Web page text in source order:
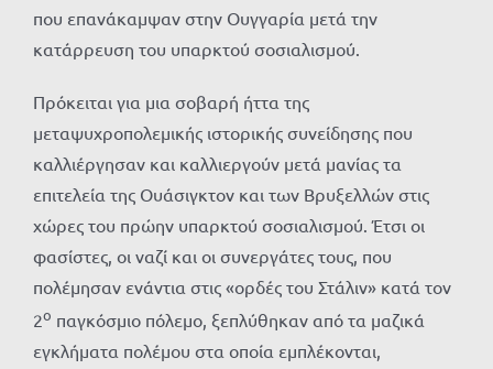
που επανάκαμψαν στην Ουγγαρία μετά την
κατάρρευση του υπαρκτού σοσιαλισμού.
Πρόκειται για μια σοβαρή ήττα της
μεταψυχροπολεμικής ιστορικής συνείδησης που
καλλιέργησαν και καλλιεργούν μετά μανίας τα
επιτελεία της Ουάσιγκτον και των Βρυξελλών στις
χώρες του πρώην υπαρκτού σοσιαλισμού. Έτσι οι
φασίστες, οι ναζί και οι συνεργάτες τους, που
πολέμησαν ενάντια στις «ορδές του Στάλιν» κατά τον
2ο παγκόσμιο πόλεμο, ξεπλύθηκαν από τα μαζικά
εγκλήματα πολέμου στα οποία εμπλέκονται,